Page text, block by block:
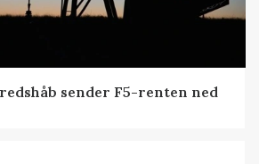
sender F5-renten ned